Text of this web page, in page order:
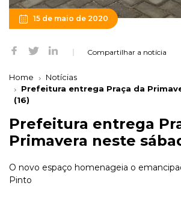
15 de maio de 2020
Compartilhar a notícia
Home
Notícias
Prefeitura entrega Praça da
(16)
Prefeitura entrega
Primavera neste
O novo espaço homenageia o
Pinto